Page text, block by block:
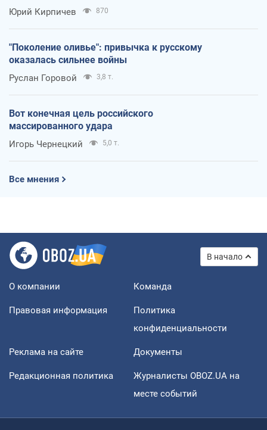
Юрий Кирпичев 870
"Поколение оливье": привычка к русскому
оказалась сильнее войны
Руслан Горовой 3,8 т.
Вот конечная цель российского
массированного удара
Игорь Чернецкий 5,0 т.
Все мнения
В начало
О компании Команда
Правовая информация
Политика
конфиденциальности
Реклама на сайте Документы
Редакционная политика
Журналисты OBOZ.UA на
месте событий